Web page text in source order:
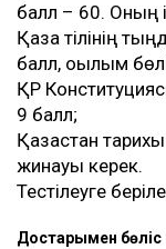
балл – 60. Оның
Қазақ тілінің
балл, оқылым
ҚР
9 балл;
Қазақстан
жинауы керек.
Тестілеуге
Достарыңмен бөліс